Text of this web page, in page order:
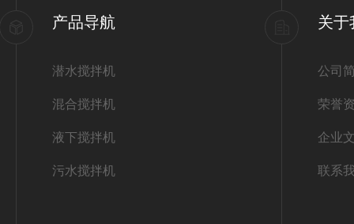
产品导航
潜水搅拌机
混合搅拌机
液下搅拌机
污水搅拌机
关于
公司
荣誉
企业
联系